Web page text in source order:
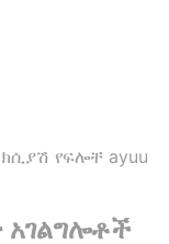
የፍሎቸ ayuu
አገልግሎቶች